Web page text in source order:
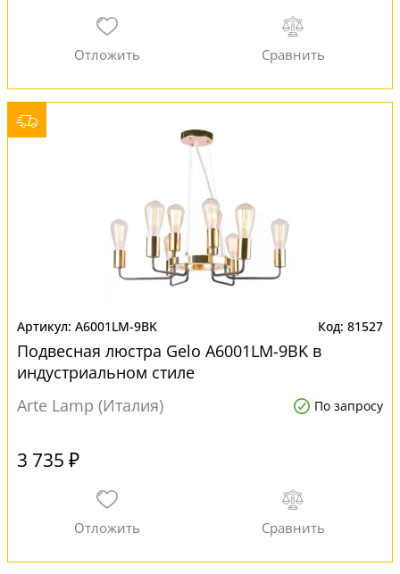
A6001LM-9BK 81527
Подвесная люстра Gelo A6001LM-9BK в
индустриальном стиле
Arte Lamp (Италия)
По запросу
3 735 ₽